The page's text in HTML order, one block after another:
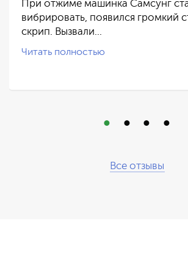
При отжиме машинка Самсунг
вибрировать, появился громкий
скрип. Вызвали…
Читать полностью
Все отзывы